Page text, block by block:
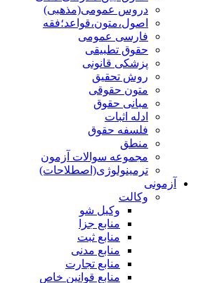
دروس عمومی(مذهبی)
اصول،متون،قواعد؛فقه
فارسی عمومی
حقوق تطبیقی
پزشکی قانونی
روش تحقیق
متون حقوقی
مبانی حقوق
ادله اثبات
فلسفه حقوق
منطق
مجموعه سوالات آزمون
ترمینولوژی(اصطلاحات)
آزمونی
وکالت
وکیل شو
منابع جزا
منابع ثبت
منابع مدنی
منابع تجارت
منابع قوانین خاص